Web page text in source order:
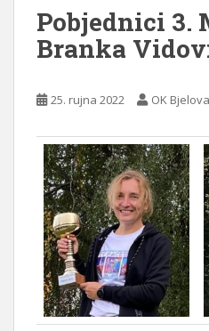
Pobjednici 3.
Branka
25. rujna 2022 OK